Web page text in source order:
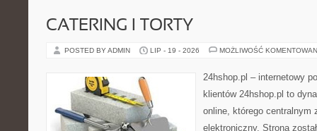
CATERING I TORTY
POSTED BY ADMIN LIP - 19 - 2026 MOŻLIWOŚĆ
24hshop.pl – internetowy
klientów 24hshop.pl to
online, którego centralnym
elektroniczny. Strona